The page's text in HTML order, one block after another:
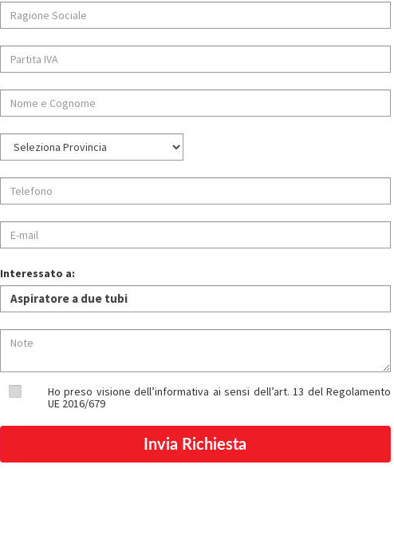
Interessato a:
Ho preso visione dell’informativa ai sensi dell’art. 13 del Regolamento
UE 2016/679